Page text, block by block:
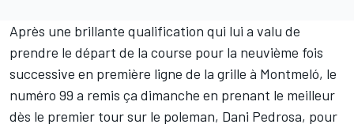
Après une brillante qualification qui lui a valu de
prendre le départ de la course pour la neuvième fois
successive en première ligne de la grille à Montmeló, le
numéro 99 a remis ça dimanche en prenant le meilleur
dès le premier tour sur le poleman, Dani Pedrosa, pour